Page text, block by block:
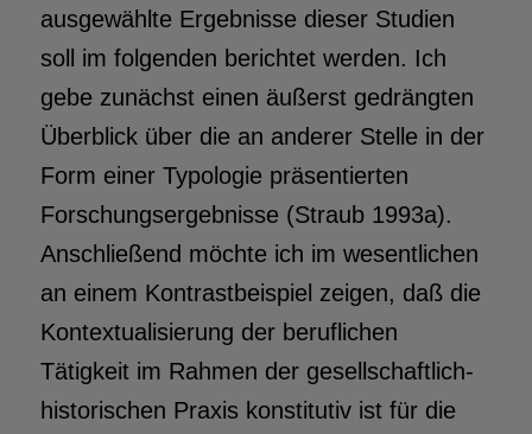
ausgewählte Ergebnisse dieser Studien
soll im folgenden berichtet werden. Ich
gebe zunächst einen äußerst gedrängten
Überblick über die an anderer Stelle in der
Form einer Typologie präsentierten
Forschungsergebnisse (Straub 1993a).
Anschließend möchte ich im wesentlichen
an einem Kontrastbeispiel zeigen, daß die
Kontextualisierung der beruflichen
Tätigkeit im Rahmen der gesellschaftlich-
historischen Praxis konstitutiv ist für die